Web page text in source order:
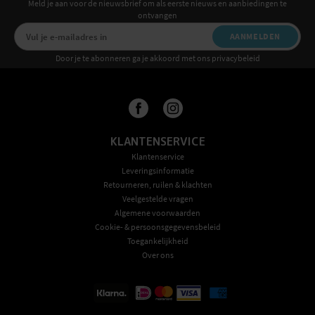
Meld je aan voor de nieuwsbrief om als eerste nieuws en aanbiedingen te
ontvangen
AANMELDEN
Door je te abonneren ga je akkoord met ons privacybeleid
KLANTENSERVICE
Klantenservice
Leveringsinformatie
Retourneren, ruilen & klachten
Veelgestelde vragen
Algemene voorwaarden
Cookie- & persoonsgegevensbeleid
Toegankelijkheid
Over ons